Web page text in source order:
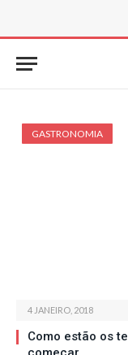
GASTRONOMIA
4 JANEIRO, 2018
Como estão os